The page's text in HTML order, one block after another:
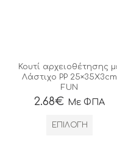
Κουτί αρχειοθέτησης
Λάστιχο ΡΡ 25×35Χ3cm
FUN
2.68€ Με ΦΠΑ
ΕΠΙΛΟΓΉ